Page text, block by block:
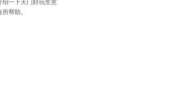
一下天门好玩生意
帮助。